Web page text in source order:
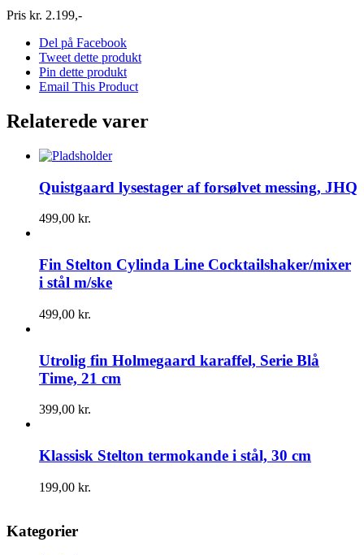
Pris kr. 2.199,-
Del på Facebook
Tweet dette produkt
Pin dette produkt
Email This Product
Relaterede varer
Quistgaard lysestager af forsølvet messing, JHQ
499,00 kr.
Fin Stelton Cylinda Line Cocktailshaker/mixer
i stål m/ske
499,00 kr.
Utrolig fin Holmegaard karaffel, Serie Blå
Time, 21 cm
399,00 kr.
Klassisk Stelton termokande i stål, 30 cm
199,00 kr.
Kategorier